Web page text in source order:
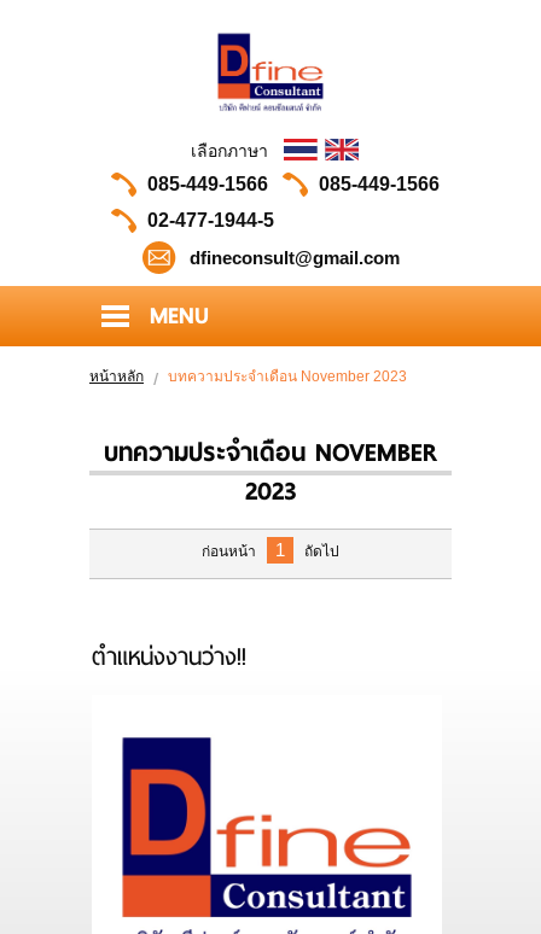
เลือกภาษา
085-449-1566
02-477-1944-5
085-449-1566
dfineconsult@gmail.com
MENU
HOME
PORTFOLIO
CONTACT US
MAP
บริการเทถนนคอนกรีต
บริการซ่อมส่วนต่อเติมบ้าน อาคาร ทรุด ร้าว
เอียง
หน้าหลัก บทความประจำเดือน November 2023
บทความประจำเดือน NOVEMBER
2023
ก่อนหน้า 1 ถัดไป
ตำแหน่งงานว่าง!!